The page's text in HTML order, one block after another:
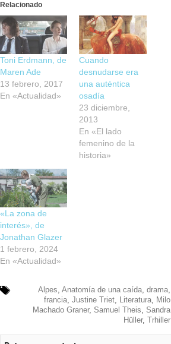
Relacionado
Toni Erdmann, de
Maren Ade
13 febrero, 2017
En «Actualidad»
Cuando
desnudarse era
una auténtica
osadía
23 diciembre,
2013
En «El lado
femenino de la
historia»
«La zona de
interés», de
Jonathan Glazer
1 febrero, 2024
En «Actualidad»
Alpes Anatomía de una caída, drama,
francia, Justine Triet, Literatura,
Milo
Machado Graner, Samuel Theis
Sandra
Hüller, Trhiller